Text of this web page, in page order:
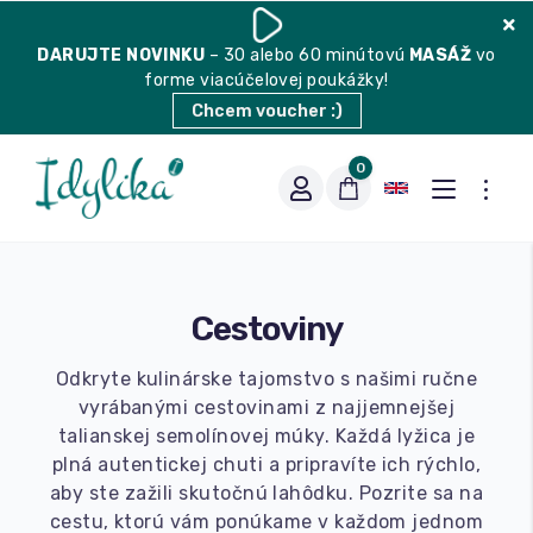
DARUJTE NOVINKU – 30 alebo 60 minútovú MASÁŽ vo
forme viacúčelovej poukážky!
Chcem voucher :)
Vhodná na espresso
Vhodná na filter
Balené čaje
0
Cestoviny
Odkryte kulinárske tajomstvo s našimi ručne
vyrábanými cestovinami z najjemnejšej
talianskej semolínovej múky. Každá lyžica je
plná autentickej chuti a pripravíte ich rýchlo,
aby ste zažili skutočnú lahôdku. Pozrite sa na
cestu, ktorú vám ponúkame v každom jednom